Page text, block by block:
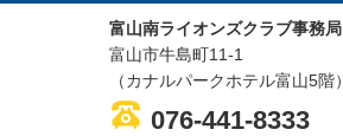
富山南ライオンズクラブ事務局
富山市牛島町11-1
（カナルパークホテル富山5階）
076-441-8333